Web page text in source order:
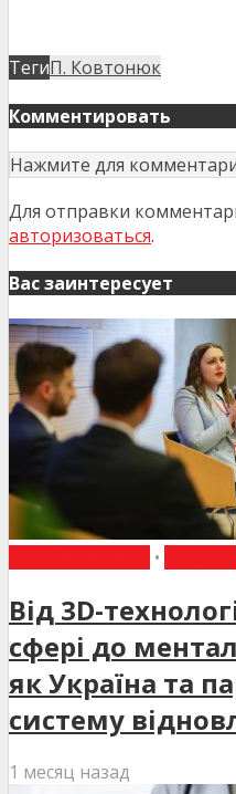
ТегиП. Ковтонюк
Комментировать
Нажмите для
Для отправки
авторизоваться.
Вас заинтересует
•
Від 3D-
сфері до
як Україна та
систему
1 месяц назад